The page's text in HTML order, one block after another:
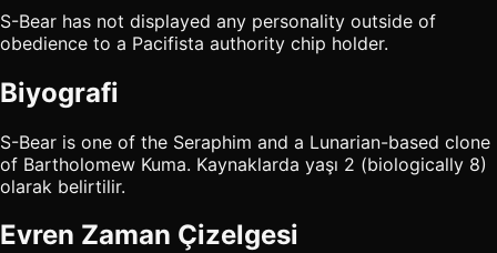
S-Bear has not displayed any personality outside of
obedience to a Pacifista authority chip holder.
Biyografi
S-Bear is one of the Seraphim and a Lunarian-based clone
of Bartholomew Kuma. Kaynaklarda yaşı 2 (biologically 8)
olarak belirtilir.
Evren Zaman Çizelgesi